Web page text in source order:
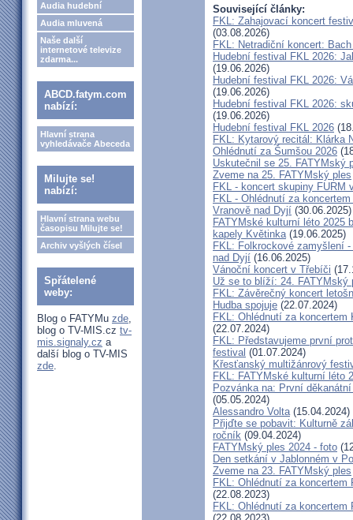
Audia hudební
Audia mluvená
Naše další
internetové televize
zdarma...
ABCD.fatym.com
nabízí:
Hlavní strana
vyhledávače Abeceda
Milujte se!
nabízí:
Hlavní strana webu
časopisu Milujte se!
Archiv vyšlých čísel
Spřátelené
weby:
Blog o FATYMu zde,
blog o TV-MIS.cz tv-
mis.signaly.cz a
další blog o TV-MIS
zde.
Související články:
FKL: Zahajovací koncert
(03.08.2026)
FKL: Netradiční koncert:
Hudební festival FKL 2026:
(19.06.2026)
Hudební festival FKL 2026:
(19.06.2026)
Hudební festival FKL 2026:
(19.06.2026)
Hudební festival FKL 2026
FKL: Kytarový recitál: Klárka
Ohlédnutí za Šumšou 2026
Uskutečnil se 25. FATYMský
Zveme na 25. FATYMský ples
FKL - koncert skupiny FURM
FKL - Ohlédnutí za
Vranově nad Dyjí (30.06.2025)
FATYMské kulturní léto 2025
kapely Květinka(19.06.2025)
FKL: Folkrockové zamyšlení
nad Dyjí (16.06.2025)
Vánoční koncert v Třebíči
Už se to blíží: 24. FATYMský
FKL: Závěrečný koncert
Hudba spojuje (22.07.2024)
FKL: Ohlédnutí za
(22.07.2024)
FKL: Představujeme první
festival (01.07.2024)
Křesťanský multižánrový
FKL: FATYMské kulturní léto
Pozvánka na: První
(05.05.2024)
Alessandro Volta(15.04.2024)
Přijďte se pobavit: Kulturně
ročník (09.04.2024)
FATYMský ples 2024 - foto
Den setkání v Jablonném v
Zveme na 23. FATYMský ples
FKL: Ohlédnutí za
(22.08.2023)
FKL: Ohlédnutí za koncertem